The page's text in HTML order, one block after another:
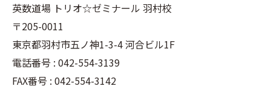
英数道場 トリオ☆ゼミナール 羽村校
〒205-0011
東京都羽村市五ノ神1-3-4 河合ビル1F
電話番号 : 042-554-3139
FAX番号 : 042-554-3142